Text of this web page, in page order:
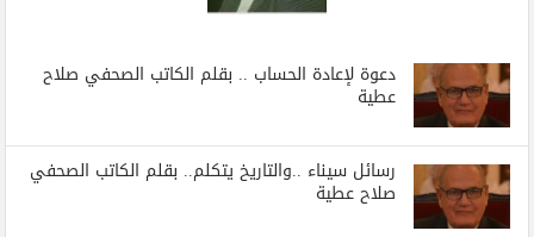
دعوة لإعادة الحساب .. بقلم الكاتب الصحفي صلاح
عطية
رسائل‭ ‬سيناء‭.. ‬والتاريخ‭ ‬يتكلم.. بقلم الكاتب الصحفي
صلاح عطية